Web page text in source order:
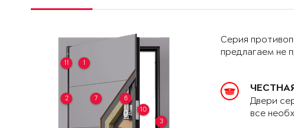
1
2
3
6
7
10
11
Серия
предлагаем не
Двери
все